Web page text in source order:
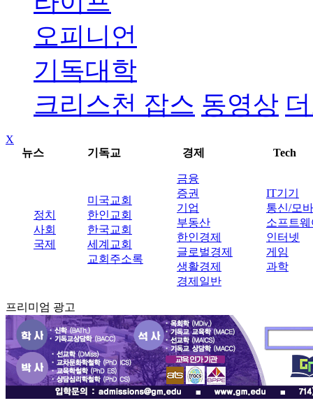
오피니언
기독대학
크리스천 잡스 동영상
X
뉴스
기독교 경제 Tech
정치
사회
국제
미국교회
한인교회
한국교회
세계교회
교회주소록
금융
증권
기업
부동산
한인경제
글로벌경제
생활경제
경제일반
IT기기
통신/모
소프트웨
인터넷
게임
과학
프리미엄 광고